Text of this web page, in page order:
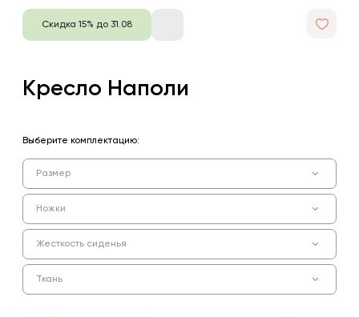
Скидка 15% до 31.08
Кресло Наполи
Выберите комплектацию:
Размер
Ножки
Жесткость сиденья
Ткань